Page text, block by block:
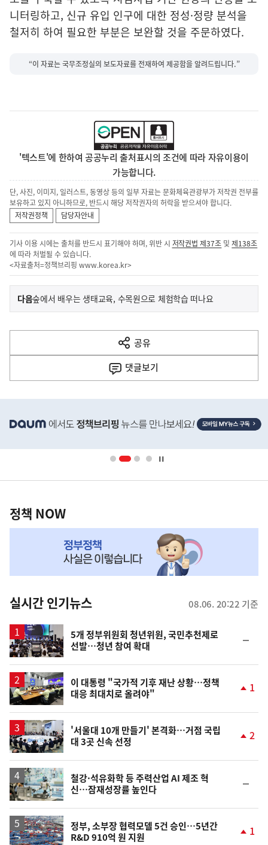
니터링하고, 신규 유입 인구에 대한 정성·정량 분석을
철저히 하여 필요한 부분은 보완할 것을 주문하였다.
“이 자료는 국무조정실의 보도자료를 전재하여 제공함을 알려드립니다.”
'텍스트'에 한하여 공공누리 출처표시의 조건에 따라 자유이용이
가능합니다.
단, 사진, 이미지, 일러스트, 동영상 등의 일부 자료는 문화체육관광부가 저작권 전부를
보유하고 있지 아니하므로, 반드시 해당 저작권자의 허락을 받으셔야 합니다.
저작권정책
담당자안내
기사 이용 시에는 출처를 반드시 표기해야 하며, 위반 시 저작권법 제37조 및제138조
에 따라 처벌될 수 있습니다.
<자료출처=정책브리핑 www.korea.kr>
이
전
다
음
다음기
숲에서 배우는 생태교육, 수목원으로 체험학습 떠나요
공유
열
기
댓글보기
단
영
책
NOW,
뉴
스
정책 NOW
실시간 인기뉴스 08.06. 20:22 기준
5개 정부위원회 청년위원, 국민추천제로
선발…청년 참여 확대
일
이 대통령 "국가적 기후 재난 상황…정책
대응 최대치로 올려야"
상
1
'서울대 10개 만들기' 본격화…거점 국립
대 3곳 신속 선정
상
2
철강·석유화학 등 주력산업 AI 제조 혁
신…잠재성장률 높인다
일
정부, 소부장 협력모델 5건 승인…5년간
R&D 910억 원 지원
1